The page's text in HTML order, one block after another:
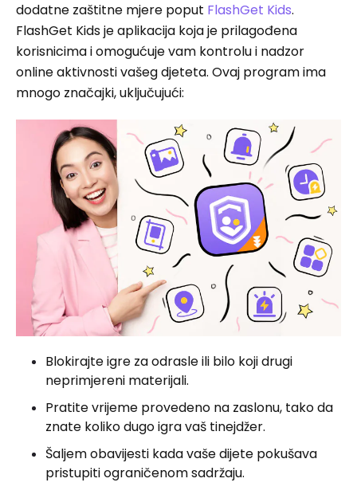
dodatne zaštitne mjere poput FlashGet Kids.
FlashGet Kids je aplikacija koja je prilagođena
korisnicima i omogućuje vam kontrolu i nadzor
online aktivnosti vašeg djeteta. Ovaj program ima
mnogo značajki, uključujući:
Blokirajte igre za odrasle ili bilo koji drugi
neprimjereni materijali.
Pratite vrijeme provedeno na zaslonu, tako da
znate koliko dugo igra vaš tinejdžer.
Šaljem obavijesti kada vaše dijete pokušava
pristupiti ograničenom sadržaju.